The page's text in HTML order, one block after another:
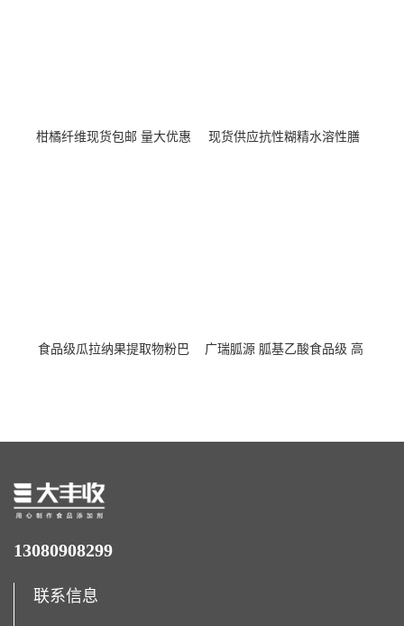
柑橘纤维现货包邮 量大优惠
现货供应抗性糊精水溶性膳
食品级瓜拉纳果提取物粉巴
广瑞胍源 胍基乙酸食品级 高
13080908299
联系信息